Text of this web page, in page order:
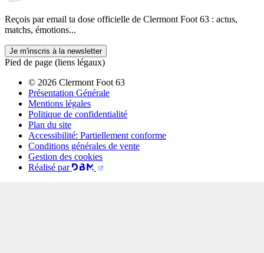
Reçois par email ta dose officielle de Clermont Foot 63 : actus,
matchs, émotions...
Je m'inscris à la newsletter
Pied de page (liens légaux)
© 2026 Clermont Foot 63
Présentation Générale
Mentions légales
Politique de confidentialité
Plan du site
Accessibilité: Partiellement conforme
Conditions générales de vente
Gestion des cookies
Réalisé par